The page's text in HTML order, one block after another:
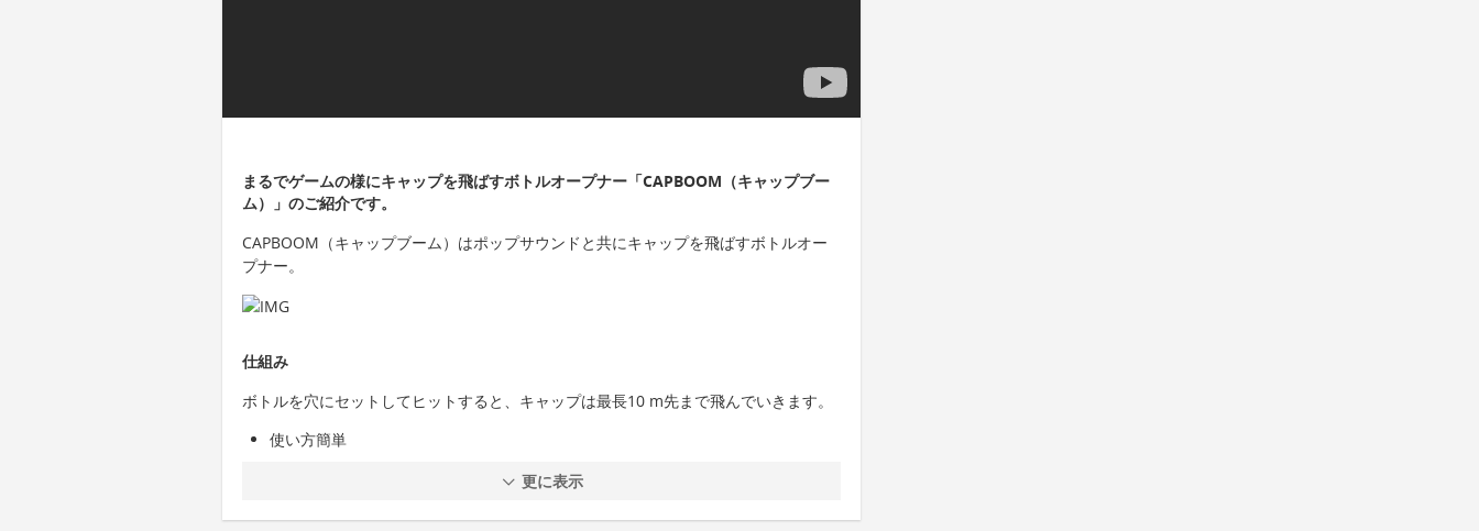
まるでゲームの様にキャップを飛ばすボトルオープナー「CAPBOOM（キャップブー
ム）」のご紹介です。
CAPBOOM（キャップブーム）はポップサウンドと共にキャップを飛ばすボトルオー
プナー。
仕組み
ボトルを穴にセットしてヒットすると、キャップは最長10 m先まで飛んでいきます。
使い方簡単
更に表示